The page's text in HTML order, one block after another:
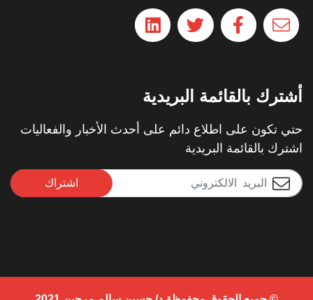
أشترك بالقائمة البريدية
حتي تكون على اطلاع دائم على أحدث الأخبار والفعاليات
اشترك بالقائمة البريدية
اشتراك